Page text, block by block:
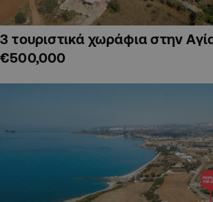
3 τουριστικά χωράφια στην
€500,000